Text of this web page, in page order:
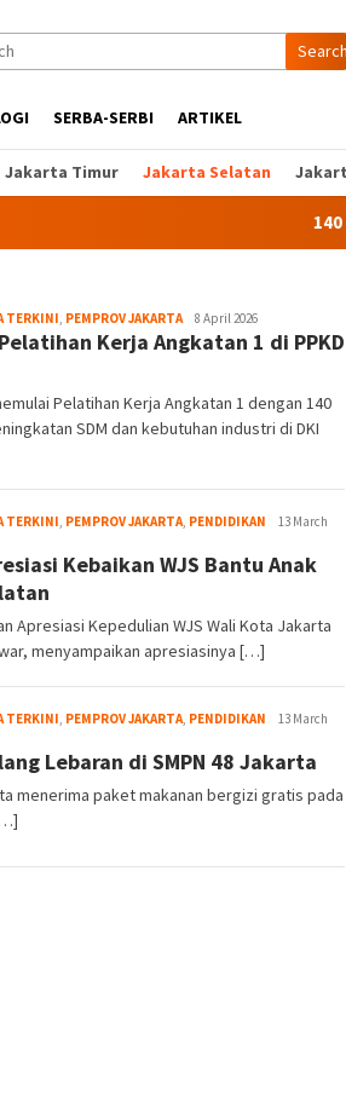
Search
SERBA-SERBI ARTIKEL
Jakarta Timur Jakarta Selatan
140
TERKINI, PEMPROV JAKARTALiputan
Jakarta
8 April 2026
Kerja Angkatan 1 di PPKD
Pelatihan Kerja Angkatan 1 dengan 140
SDM dan kebutuhan industri di DKI
TERKINI, PEMPROV JAKARTA, PENDIDIKAN Admin
13 March
Kebaikan WJS Bantu Anak
Apresiasi Kepedulian WJS Wali Kota Jakarta
menyampaikan apresiasinya […]
TERKINI, PEMPROV JAKARTA, PENDIDIKAN Admin
13 March
Lebaran di SMPN 48 Jakarta
menerima paket makanan bergizi gratis pada